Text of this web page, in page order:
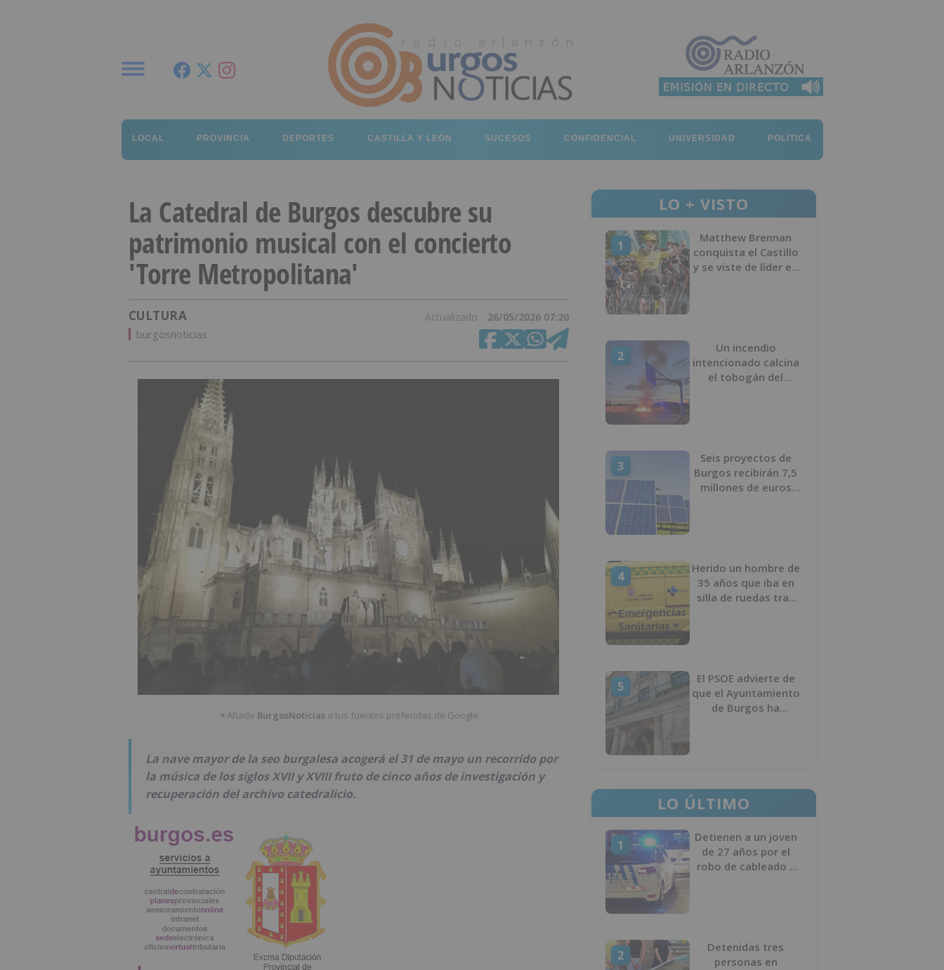
LOCAL PROVINCIA DEPORTES CASTILLA Y LEÓN SUCESOS CONFIDENCIAL UNIVERSIDAD POLÍTICA
La Catedral de Burgos descubre su
patrimonio musical con el concierto
'Torre Metropolitana'
CULTURA Actualizado 26/05/2026 07:20
burgosnoticias
★Añade BurgosNoticias a tus fuentes preferidas de Google
La nave mayor de la seo burgalesa acogerá el 31 de mayo un recorrido por
la música de los siglos XVII y XVIII fruto de cinco años de investigación y
recuperación del archivo catedralicio.
LO + VISTO
1
Matthew Brennan
conquista el Castillo
y se viste de líder en
2
Un incendio
intencionado calcina
el tobogán del
3
Seis proyectos de
Burgos recibirán 7,5
millones de euros
4
Herido un hombre de
35 años que iba en
silla de ruedas tras
5
El PSOE advierte de
que el Ayuntamiento
de Burgos ha
LO ÚLTIMO
1
Detienen a un joven
de 27 años por el
robo de cableado y
2
Detenidas tres
personas en